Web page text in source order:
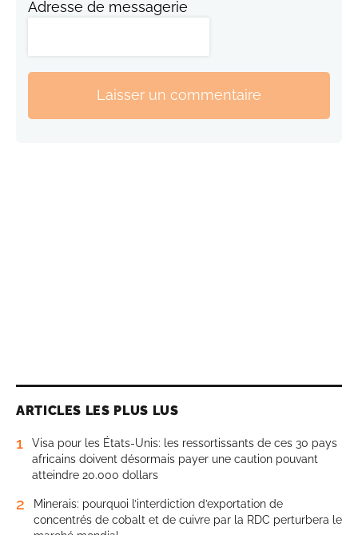
Adresse de messagerie
Laisser un commentaire
ARTICLES LES PLUS LUS
1
Visa pour les États-Unis: les ressortissants de ces 30 pays
africains doivent désormais payer une caution pouvant
atteindre 20.000 dollars
2
Minerais: pourquoi l’interdiction d’exportation de
concentrés de cobalt et de cuivre par la RDC perturbera le